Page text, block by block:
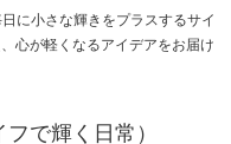
に小さな輝きをプラスするサイ
心が軽くなるアイデアをお届け
で輝く日常）